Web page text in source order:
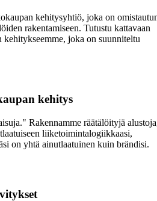
kehitysyhtiö, joka on
rakentamiseen. Tutustu kattavaan
kehitykseemme, joka on suunniteltu
kehitys
Rakennamme räätälöityjä
liiketoimintalogiikkaasi,
on yhtä ainutlaatuinen kuin brändisi.